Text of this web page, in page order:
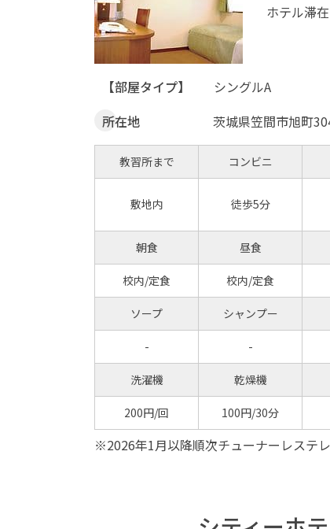
ホテル滞
【部屋タイプ】
シングルA
所在地
茨城県笠間市旭町
教習所まで コンビニ
敷地内 徒歩5分
朝食 昼食
校内/定食 校内/定食
ソープ シャンプー
- -
洗濯機 乾燥機
200円/回 100円/30分
※2026年1月以降順次チューナーレステ